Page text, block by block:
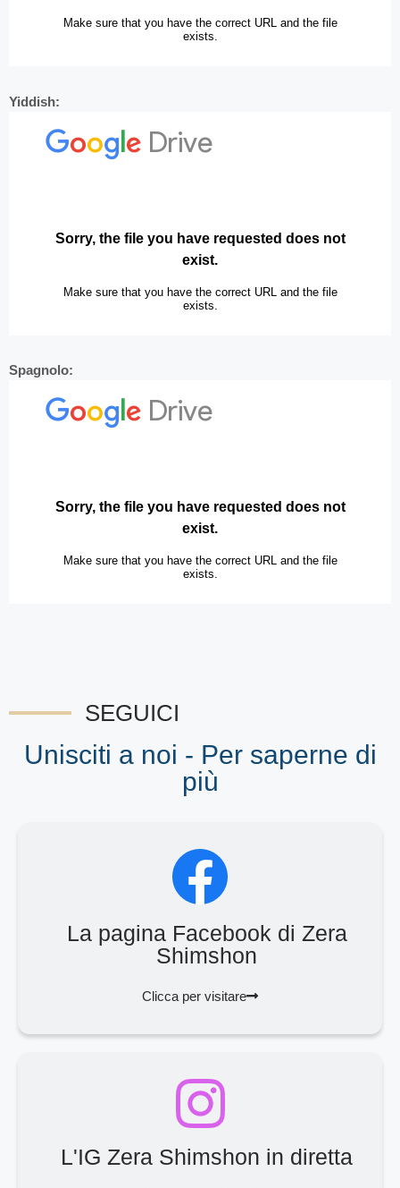
Yiddish:
Spagnolo:
SEGUICI
Unisciti a noi - Per saperne di
più
La pagina Facebook di Zera
Shimshon
Clicca per visitare
L'IG Zera Shimshon in diretta